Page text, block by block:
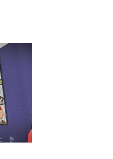
TKG verurteilt den
aufs Schärfste